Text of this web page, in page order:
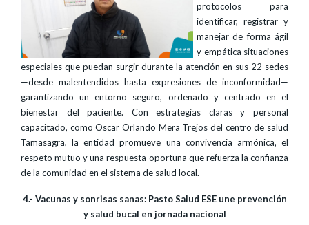
protocolos para
identificar, registrar y
manejar de forma ágil
y empática situaciones
especiales que puedan surgir durante la atención en sus 22 sedes
—desde malentendidos hasta expresiones de inconformidad—
garantizando un entorno seguro, ordenado y centrado en el
bienestar del paciente. Con estrategias claras y personal
capacitado, como Oscar Orlando Mera Trejos del centro de salud
Tamasagra, la entidad promueve una convivencia armónica, el
respeto mutuo y una respuesta oportuna que refuerza la confianza
de la comunidad en el sistema de salud local.
4.- Vacunas y sonrisas sanas: Pasto Salud ESE une prevención
y salud bucal en jornada nacional